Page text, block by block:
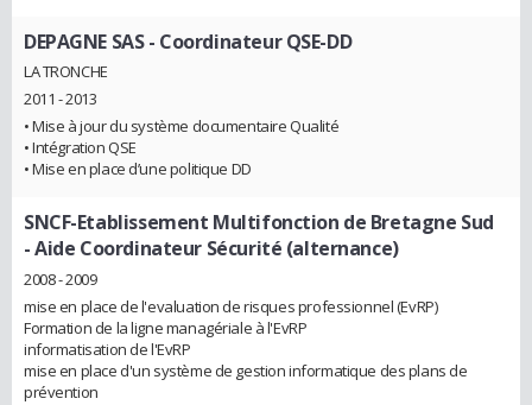
DEPAGNE SAS- Coordinateur QSE-DD
LA TRONCHE
2011 - 2013
• Mise à jour du système documentaire Qualité
• Intégration QSE
• Mise en place d’une politique DD
SNCF-Etablissement Multifonction de Bretagne Sud
- Aide Coordinateur Sécurité (alternance)
2008 - 2009
mise en place de l'evaluation de risques professionnel (EvRP)
Formation de la ligne managériale à l'EvRP
informatisation de l'EvRP
mise en place d'un système de gestion informatique des plans de
prévention